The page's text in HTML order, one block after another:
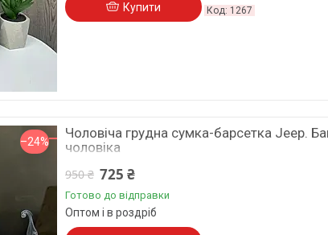
Купити 1267
–24%
Чоловіча грудна сумка-барсетка Jeep.
чоловіка
950 ₴ 725 ₴
Готово до відправки
Оптом і в роздріб